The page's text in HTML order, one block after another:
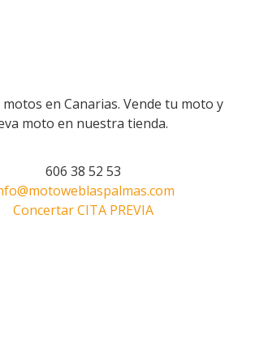
en Canarias. Vende tu moto y
moto en nuestra tienda.
606 38 52 53
Concertar CITA PREVIA